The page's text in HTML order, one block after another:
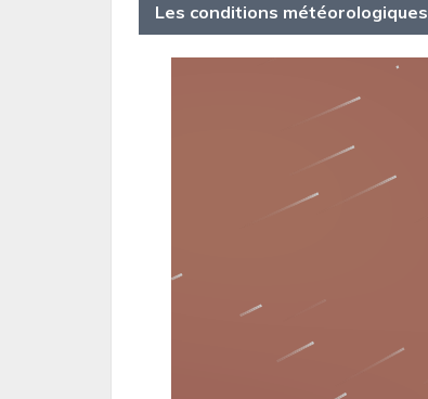
Les conditions météorologiques